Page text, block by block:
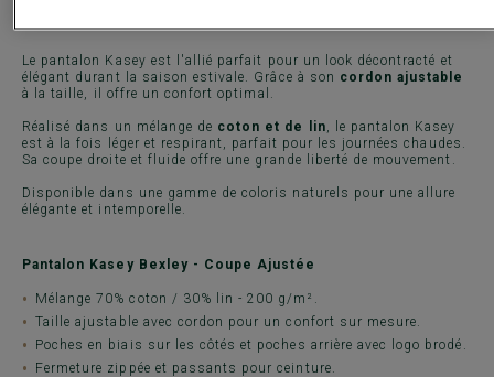
Le pantalon Kasey est l'allié parfait pour un look décontracté et
élégant durant la saison estivale. Grâce à son cordon ajustable
à la taille, il offre un confort optimal.
Réalisé dans un mélange de coton et de lin, le pantalon Kasey
est à la fois léger et respirant, parfait pour les journées chaudes.
Sa coupe droite et fluide offre une grande liberté de mouvement.
Disponible dans une gamme de coloris naturels pour une allure
élégante et intemporelle.
Pantalon Kasey Bexley - Coupe Ajustée
Mélange 70% coton / 30% lin - 200 g/m².
Taille ajustable avec cordon pour un confort sur mesure.
Poches en biais sur les côtés et poches arrière avec logo brodé.
Fermeture zippée et passants pour ceinture.